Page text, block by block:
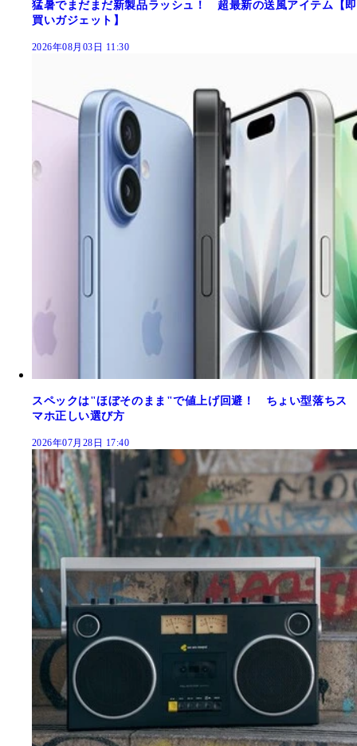
猛暑でまだまだ新製品ラッシュ！ 超最新の送風アイテム【即
買いガジェット】
2026年08月03日 11:30
スペックは"ほぼそのまま"で値上げ回避！ ちょい型落ちス
マホ正しい選び方
2026年07月28日 17:40